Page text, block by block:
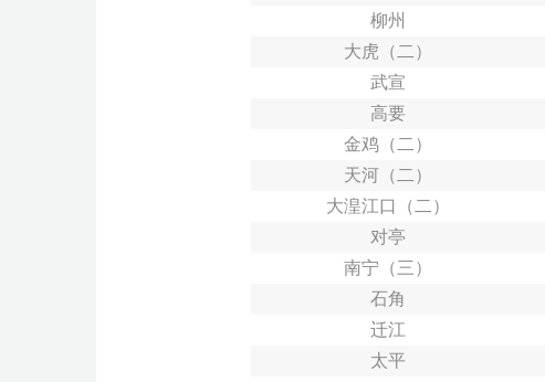
柳州
大虎（二）
武宣
高要
金鸡（二）
天河（二）
大湟江口（二）
对亭
南宁（三）
石角
迁江
太平